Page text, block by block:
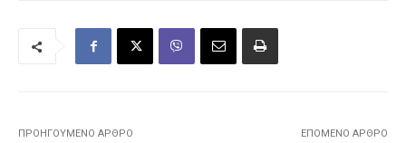
ΠΡΟΗΓΟΎΜΕΝΟ ΆΡΘΡΟ ΕΠΌΜΕΝΟ ΆΡΘΡΟ